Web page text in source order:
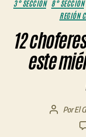
3° SECCIÓN 8° SECCIÓN
REGIÓN
12
este
AutorPorEl